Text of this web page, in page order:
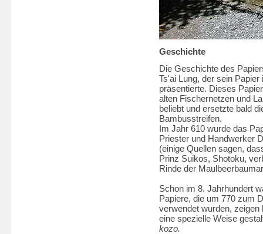
Geschichte
Die Geschichte des
Ts'ai Lung, der sein
präsentierte. Dieses
alten Fischernetzen und
beliebt und ersetzte bald
Bambusstreifen.
Im Jahr 610 wurde das
Priester und Handwerker
(einige Quellen sagen,
Prinz Suikos, Shotoku,
Rinde der
Schon im 8. Jahrhundert
Papiere, die um 770 zum
verwendet wurden, zeigen
eine spezielle Weise
kozo.